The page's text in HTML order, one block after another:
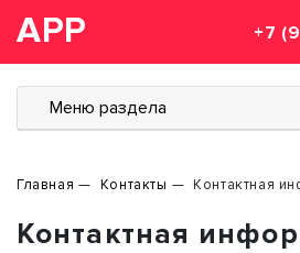
АРР +7
Меню раздела
Главная Контакты Контактная
Контактная